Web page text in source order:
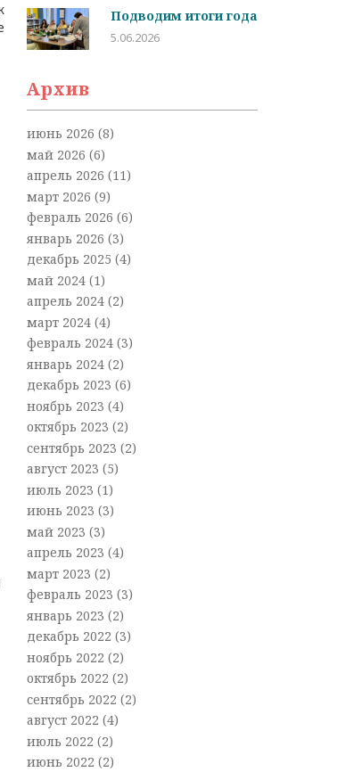
Подводим итоги года
5.06.2026
Архив
июнь 2026 (8)
май 2026 (6)
апрель 2026 (11)
март 2026 (9)
февраль 2026 (6)
январь 2026 (3)
декабрь 2025 (4)
май 2024 (1)
апрель 2024 (2)
март 2024 (4)
февраль 2024 (3)
январь 2024 (2)
декабрь 2023 (6)
ноябрь 2023 (4)
октябрь 2023 (2)
сентябрь 2023 (2)
август 2023 (5)
июль 2023 (1)
июнь 2023 (3)
май 2023 (3)
апрель 2023 (4)
март 2023 (2)
февраль 2023 (3)
январь 2023 (2)
декабрь 2022 (3)
ноябрь 2022 (2)
октябрь 2022 (2)
сентябрь 2022 (2)
август 2022 (4)
июль 2022 (2)
июнь 2022 (2)